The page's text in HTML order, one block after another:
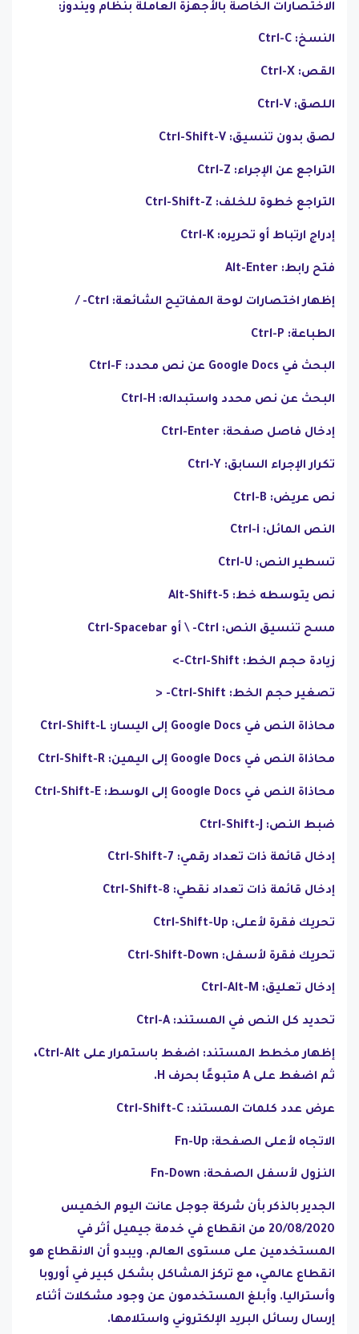
الاختصارات الخاصة بالأجهزة العاملة بنظام ويندوز:
النسخ: Ctrl-C
القص: Ctrl-X
اللصق: Ctrl-V
لصق بدون تنسيق: Ctrl-Shift-V
التراجع عن الإجراء: Ctrl-Z
التراجع خطوة للخلف: Ctrl-Shift-Z
إدراج ارتباط أو تحريره: Ctrl-K
فتح رابط: Alt-Enter
إظهار اختصارات لوحة المفاتيح الشائعة: Ctrl- /
الطباعة: Ctrl-P
البحث في Google Docs عن نص محدد: Ctrl-F
البحث عن نص محدد واستبداله: Ctrl-H
إدخال فاصل صفحة: Ctrl-Enter
تكرار الإجراء السابق: Ctrl-Y
نص عريض: Ctrl-B
النص المائل: Ctrl-i
تسطير النص: Ctrl-U
نص يتوسطه خط: Alt-Shift-5
مسح تنسيق النص: Ctrl- \ أو Ctrl-Spacebar
زيادة حجم الخط: Ctrl-Shift->
تصغير حجم الخط: Ctrl-Shift- <
محاذاة النص في Google Docs إلى اليسار: Ctrl-Shift-L
محاذاة النص في Google Docs إلى اليمين: Ctrl-Shift-R
محاذاة النص في Google Docs إلى الوسط: Ctrl-Shift-E
ضبط النص: Ctrl-Shift-J
إدخال قائمة ذات تعداد رقمي: Ctrl-Shift-7
إدخال قائمة ذات تعداد نقطي: Ctrl-Shift-8
تحريك فقرة لأعلى: Ctrl-Shift-Up
تحريك فقرة لأسفل: Ctrl-Shift-Down
إدخال تعليق: Ctrl-Alt-M
تحديد كل النص في المستند: Ctrl-A
إظهار مخطط المستند: اضغط باستمرار على Ctrl-Alt،
ثم اضغط على A متبوعًا بحرف H.
عرض عدد كلمات المستند: Ctrl-Shift-C
الاتجاه لأعلى الصفحة: Fn-Up
النزول لأسفل الصفحة: Fn-Down
الجدير بالذكر بأن شركة جوجل عانت اليوم الخميس
20/08/2020 من انقطاع في خدمة جيميل أثر في
المستخدمين على مستوى العالم. ويبدو أن الانقطاع هو
انقطاع عالمي، مع تركز المشاكل بشكل كبير في أوروبا
وأستراليا. وأبلغ المستخدمون عن وجود مشكلات أثناء
إرسال رسائل البريد الإلكتروني واستلامها.